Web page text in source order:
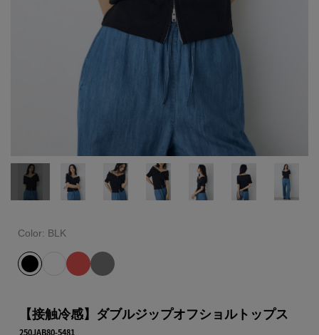
Color: BLK
【接触冷感】ダブルジップオフショルトップス
250JAB80-5481